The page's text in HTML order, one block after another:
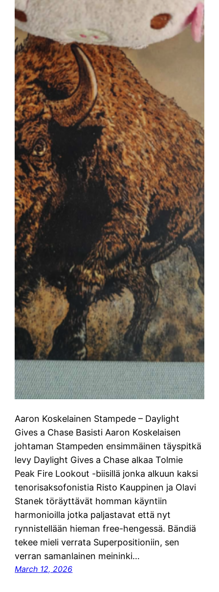
Aaron Koskelainen Stampede – Daylight
Gives a Chase Basisti Aaron Koskelaisen
johtaman Stampeden ensimmäinen täyspitkä
levy Daylight Gives a Chase alkaa Tolmie
Peak Fire Lookout -biisillä jonka alkuun kaksi
tenorisaksofonistia Risto Kauppinen ja Olavi
Stanek töräyttävät homman käyntiin
harmonioilla jotka paljastavat että nyt
rynnistellään hieman free-hengessä. Bändiä
tekee mieli verrata Superpositioniin, sen
verran samanlainen meininki…
March 12, 2026